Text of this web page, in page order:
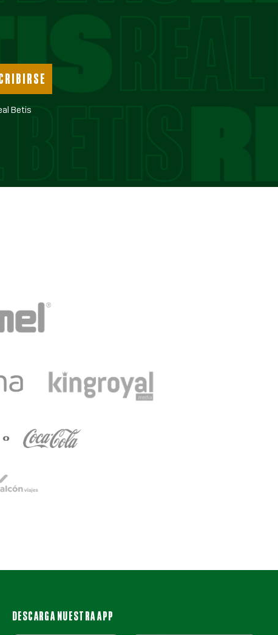
DESCARGA NUESTRA APP